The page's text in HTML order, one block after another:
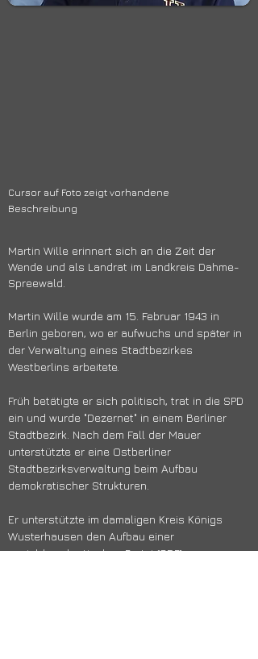
Cursor auf Foto zeigt vorhandene
Beschreibung
Martin Wille erinnert sich an die Zeit der
Wende und als Landrat im Landkreis Dahme-
Spreewald.
Martin Wille wurde am 15. Februar 1943 in
Berlin geboren, wo er aufwuchs und später in
der Verwaltung eines Stadtbezirkes
Westberlins arbeitete.
Früh betätigte er sich politisch, trat in die SPD
ein und wurde "Dezernet" in einem Berliner
Stadtbezirk. Nach dem Fall der Mauer
unterstützte er eine Ostberliner
Stadtbezirksverwaltung beim Aufbau
demokratischer Strukturen.
Er unterstützte im damaligen Kreis Königs
Wusterhausen den Aufbau einer
sozialdemokratischen Partei (SDP).